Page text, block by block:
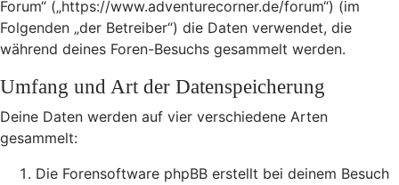
Forum“ („https://www.adventurecorner.de/forum“) (im
Folgenden „der Betreiber“) die Daten verwendet, die
während deines Foren-Besuchs gesammelt werden.
Umfang und Art der Datenspeicherung
Deine Daten werden auf vier verschiedene Arten
gesammelt:
Die Forensoftware phpBB erstellt bei deinem Besuch